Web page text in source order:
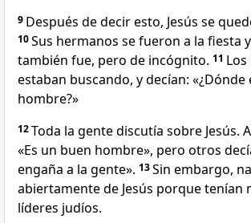
9 Después de decir esto, Jesús se
10Sus hermanos se fueron a la fiesta
también fue, pero de incógnito. 11
estaban buscando, y decían: «¿Dónde
hombre?»
12Toda la gente discutía sobre Jesús.
«Es un buen hombre», pero otros
engaña a la gente». 13Sin embargo,
abiertamente de Jesús porque tenían
líderes judíos.